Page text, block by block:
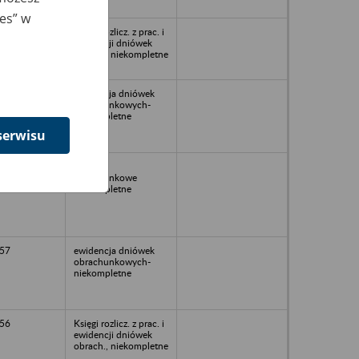
Księgi rozlicz. z prac. i
ewidencji dniówek
obrach., niekompletne
ewidencja dniówek
obrachunkowych-
niekompletne
obrachunkowe
niekompletne
ewidencja dniówek
obrachunkowych-
niekompletne
Księgi rozlicz. z prac. i
ewidencji dniówek
obrach., niekompletne
w